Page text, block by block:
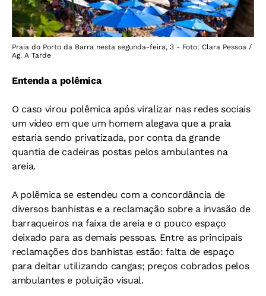
Praia do Porto da Barra nesta segunda-feira, 3 - Foto: Clara Pessoa /
Ag. A Tarde
Entenda a polêmica
O caso virou polêmica após viralizar nas redes sociais
um vídeo em que um homem alegava que a praia
estaria sendo privatizada, por conta da grande
quantia de cadeiras postas pelos ambulantes na
areia.
A polêmica se estendeu com a concordância de
diversos banhistas e a reclamação sobre a invasão de
barraqueiros na faixa de areia e o pouco espaço
deixado para as demais pessoas. Entre as principais
reclamações dos banhistas estão: falta de espaço
para deitar utilizando cangas; preços cobrados pelos
ambulantes e poluição visual.